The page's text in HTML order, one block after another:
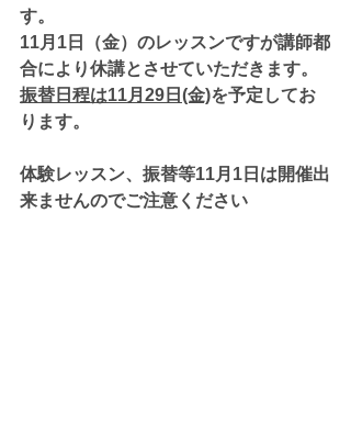
す。
11月1日（金）のレッスンですが講師都
合により休講とさせていただきます。
振替日程は11月29日(金)を予定してお
ります。
体験レッスン、振替等11月1日は開催出
来ませんのでご注意ください